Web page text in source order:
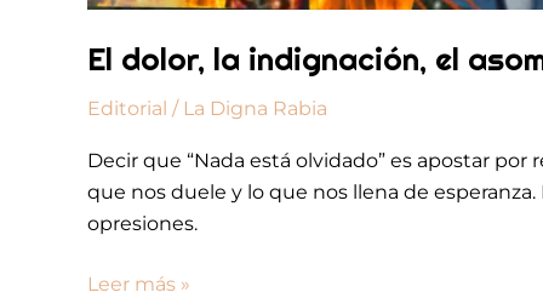
El dolor, la indignación, el
Editorial / La Digna Rabia
Decir que “Nada está olvidado” es apostar
que nos duele y lo que nos llena de
opresiones.
Leer más »